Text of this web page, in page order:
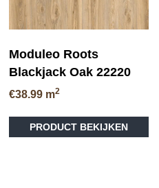
Moduleo Roots
Blackjack Oak 22220
€38.99 m2
PRODUCT BEKIJKEN